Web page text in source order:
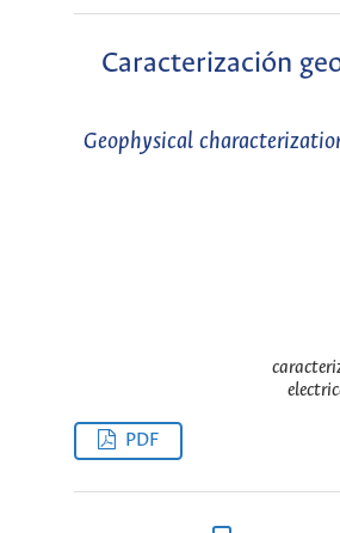
Caracterización
Geophysical
PDF